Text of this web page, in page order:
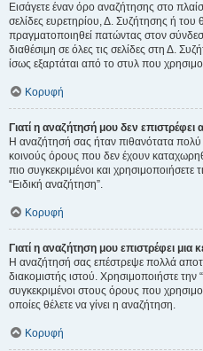
Εισάγετε έναν όρο αναζήτησης στο
σελίδες ευρετηρίου, Δ. Συζήτησης ή
πραγματοποιηθεί πατώντας στον
διαθέσιμη σε όλες τις σελίδες στη Δ.
ίσως εξαρτάται από το στυλ που
Κορυφή
Γιατί η αναζήτησή μου δεν επιστρέφει
Η αναζήτησή σας ήταν πιθανότατα
κοινούς όρους που δεν έχουν
πιο συγκεκριμένοι και χρησιμοποιήσετε
“Ειδική αναζήτηση”.
Κορυφή
Γιατί η αναζήτηση μου επιστρέφει μια
Η αναζήτησή σας επέστρεψε πολλά
διακομιστής ιστού. Χρησιμοποιήστε την
συγκεκριμένοι στους όρους που
οποίες θέλετε να γίνει η αναζήτηση.
Κορυφή